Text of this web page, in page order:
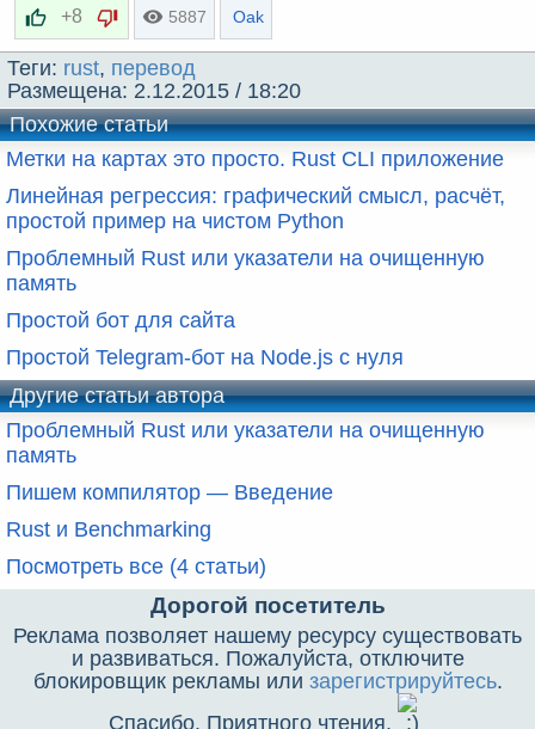
+8 5887 Oak
Теги: rust, перевод
Размещена: 2.12.2015 / 18:20
Похожие статьи
Метки на картах это просто. Rust CLI приложение
Линейная регрессия: графический смысл, расчёт,
простой пример на чистом Python
Проблемный Rust или указатели на очищенную
память
Простой бот для сайта
Простой Telegram-бот на Node.js с нуля
Другие статьи автора
Проблемный Rust или указатели на очищенную
память
Пишем компилятор — Введение
Rust и Benchmarking
Посмотреть все (4 статьи)
Дорогой посетитель
Реклама позволяет нашему ресурсу существовать
и развиваться. Пожалуйста, отключите
блокировщик рекламы или зарегистрируйтесь.
Спасибо. Приятного чтения.